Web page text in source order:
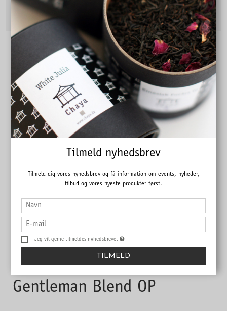
Vis produkt
Gentleman Blend OP
Tilmeld nyhedsbrev
Tilmeld dig vores nyhedsbrev og få information om events, nyheder,
tilbud og vores nyeste produkter først.
Jeg vil gerne tilmeldes nyhedsbrevet
TILMELD